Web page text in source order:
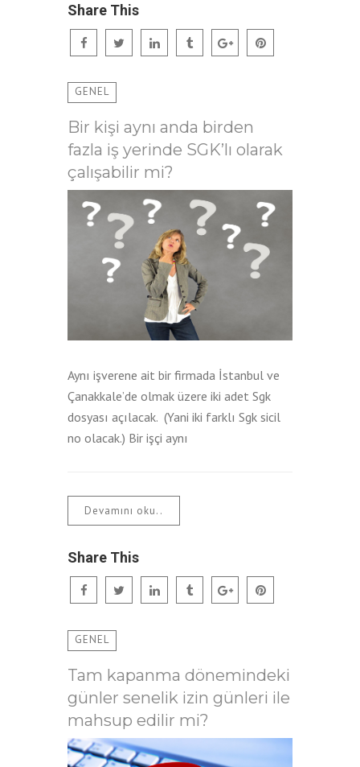
Share This
GENEL
Bir kişi aynı anda birden
fazla iş yerinde SGK’lı olarak
çalışabilir mi?
Aynı işverene ait bir firmada İstanbul ve
Çanakkale’de olmak üzere iki adet Sgk
dosyası açılacak. (Yani iki farklı Sgk sicil
no olacak.) Bir işçi aynı
Devamını oku..
Share This
GENEL
Tam kapanma dönemindeki
günler senelik izin günleri ile
mahsup edilir mi?